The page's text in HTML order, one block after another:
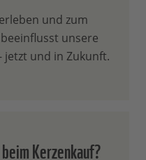
und zum
unsere
jetzt und in Zukunft.
Kerzenkauf?